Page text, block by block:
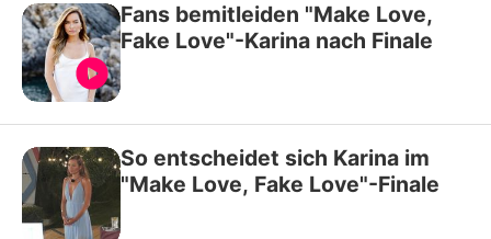
Fans bemitleiden "Make Love,
Fake Love"-Karina nach Finale
So entscheidet sich Karina im
"Make Love, Fake Love"-Finale